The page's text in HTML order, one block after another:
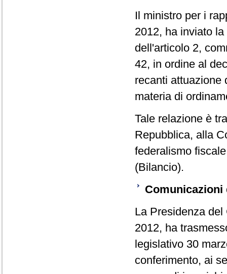
Il ministro per i
2012, ha inviato
dell'articolo 2,
42, in ordine al
recanti attuazione
materia di
Tale relazione è
Repubblica, alla
federalismo
(Bilancio).
La Presidenza
2012, ha
legislativo 30
conferimento, ai